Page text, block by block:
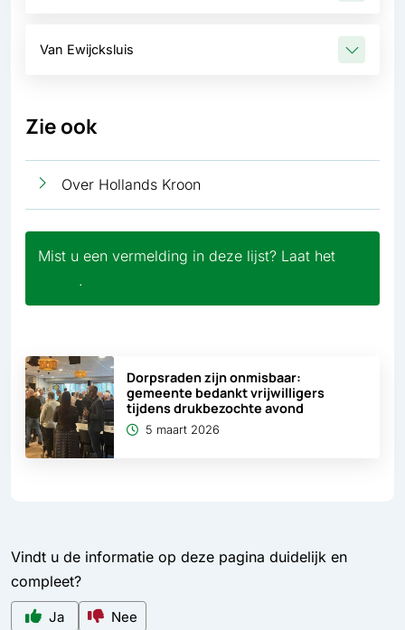
Van Ewijcksluis
Zie ook
Over Hollands Kroon
Mist u een vermelding in deze lijst? Laat het
.
Dorpsraden zijn onmisbaar:
gemeente bedankt vrijwilligers
tijdens drukbezochte avond
5 maart 2026
Vindt u de informatie op deze pagina duidelijk en
compleet?
Ja Nee